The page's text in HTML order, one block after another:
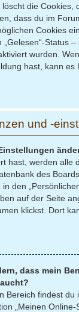
löscht die Cookies,
dass du im
Cookies
Status
wurden.
hast, kann es
und -
hast, werden alle
des
den
auf der Seite
klickst. Dort
dass mein
Bereich findest du
„Meinen Online-